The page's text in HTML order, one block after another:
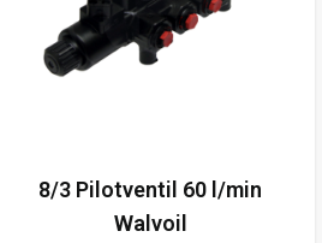
8/3 Pilotventil 60 l/min
Walvoil